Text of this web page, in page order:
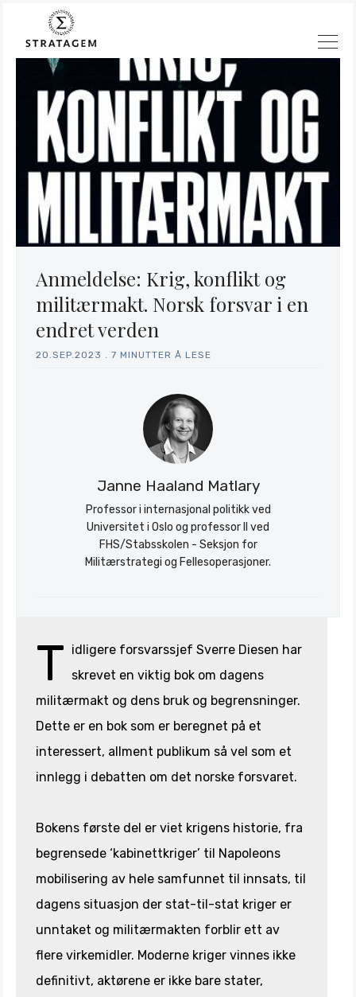
Søk
Anmeldelse: Krig, konflikt og
militærmakt. Norsk forsvar i en
endret verden
20.SEP.2023 7 MINUTTER Å LESE
Janne Haaland Matlary
Professor i internasjonal politikk ved
Universitet i Oslo og professor II ved
FHS/Stabsskolen - Seksjon for
Militærstrategi og Fellesoperasjoner.
T idligere forsvarssjef Sverre Diesen har
skrevet en viktig bok om dagens
militærmakt og dens bruk og begrensninger.
Dette er en bok som er beregnet på et
interessert, allment publikum så vel som et
innlegg i debatten om det norske forsvaret.
Bokens første del er viet krigens historie, fra
begrensede ‘kabinettkriger’ til Napoleons
mobilisering av hele samfunnet til innsats, til
dagens situasjon der stat-til-stat kriger er
unntaket og militærmakten forblir ett av
flere virkemidler. Moderne kriger vinnes ikke
definitivt, aktørene er ikke bare stater,